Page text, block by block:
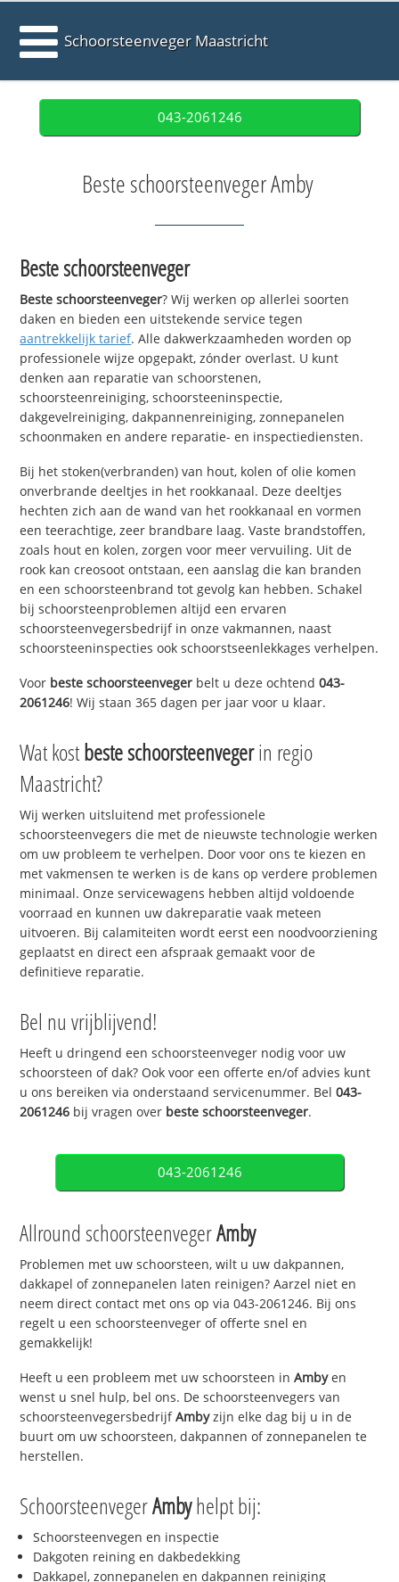
Schoorsteenveger Maastricht
043-2061246
Beste schoorsteenveger Amby
Beste schoorsteenveger
Beste schoorsteenveger? Wij werken op allerlei soorten
daken en bieden een uitstekende service tegen
aantrekkelijk tarief. Alle dakwerkzaamheden worden op
professionele wijze opgepakt, zónder overlast. U kunt
denken aan reparatie van schoorstenen,
schoorsteenreiniging, schoorsteeninspectie,
dakgevelreiniging, dakpannenreiniging, zonnepanelen
schoonmaken en andere reparatie- en inspectiediensten.
Bij het stoken(verbranden) van hout, kolen of olie komen
onverbrande deeltjes in het rookkanaal. Deze deeltjes
hechten zich aan de wand van het rookkanaal en vormen
een teerachtige, zeer brandbare laag. Vaste brandstoffen,
zoals hout en kolen, zorgen voor meer vervuiling. Uit de
rook kan creosoot ontstaan, een aanslag die kan branden
en een schoorsteenbrand tot gevolg kan hebben. Schakel
bij schoorsteenproblemen altijd een ervaren
schoorsteenvegersbedrijf in onze vakmannen, naast
schoorsteeninspecties ook schoorstseenlekkages verhelpen.
Voor beste schoorsteenveger belt u deze ochtend043-
2061246! Wij staan 365 dagen per jaar voor u klaar.
Wat kostbeste schoorsteenvegerin regio
Maastricht?
Wij werken uitsluitend met professionele
schoorsteenvegers die met de nieuwste technologie werken
om uw probleem te verhelpen. Door voor ons te kiezen en
met vakmensen te werken is de kans op verdere problemen
minimaal. Onze servicewagens hebben altijd voldoende
voorraad en kunnen uw dakreparatie vaak meteen
uitvoeren. Bij calamiteiten wordt eerst een noodvoorziening
geplaatst en direct een afspraak gemaakt voor de
definitieve reparatie.
Bel nu vrijblijvend!
Heeft u dringend een schoorsteenveger nodig voor uw
schoorsteen of dak? Ook voor een offerte en/of advies kunt
u ons bereiken via onderstaand servicenummer. Bel043-
2061246 bij vragen over beste schoorsteenveger.
043-2061246
Allround schoorsteenvegerAmby
Problemen met uw schoorsteen, wilt u uw dakpannen,
dakkapel of zonnepanelen laten reinigen? Aarzel niet en
neem direct contact met ons op via 043-2061246. Bij ons
regelt u een schoorsteenveger of offerte snel en
gemakkelijk!
Heeft u een probleem met uw schoorsteen inAmbyen
wenst u snel hulp, bel ons. De schoorsteenvegers van
schoorsteenvegersbedrijfAmbyzijn elke dag bij u in de
buurt om uw schoorsteen, dakpannen of zonnepanelen te
herstellen.
SchoorsteenvegerAmbyhelpt bij:
Schoorsteenvegen en inspectie
Dakgoten reining en dakbedekking
Dakkapel, zonnepanelen en dakpannen reiniging